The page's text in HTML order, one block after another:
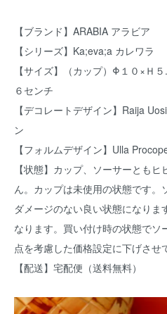
【ブランド】ARABIA アラビア
【シリーズ】Ka;eva;a カレワラ
【サイズ】（カップ）Φ１０×Ｈ
６センチ
【デコレートデザイン】Raija
ン
【フォルムデザイン】Ulla
【状態】カップ、ソーサーとも
ん。カップは未使用の状態です。
ダメージのない良い状態になり
なります。買い付け時の状態で
点を考慮した価格設定に下げさせ
【配送】宅配便（送料無料）